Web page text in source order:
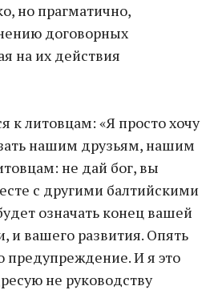
но прагматично,
договорных
на их действия
к литовцам: «Я просто хочу
нашим друзьям, нашим
не дай бог, вы
с другими балтийскими
означать конец вашей
и вашего развития. Опять
предупреждение. И я это
не руководству